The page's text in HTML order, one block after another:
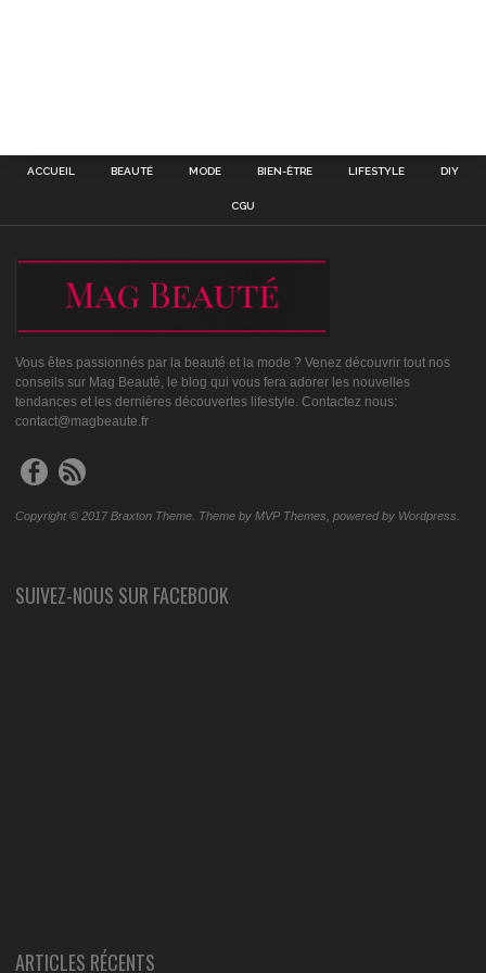
ACCUEIL BEAUTÉ MODE BIEN-ÊTRE LIFESTYLE DIY
CGU
Vous êtes passionnés par la beauté et la mode ? Venez découvrir tout nos
conseils sur Mag Beauté, le blog qui vous fera adorer les nouvelles
tendances et les dernières découvertes lifestyle. Contactez nous:
contact@magbeaute.fr
Copyright © 2017 Braxton Theme. Theme by MVP Themes, powered by Wordpress.
SUIVEZ-NOUS SUR FACEBOOK
ARTICLES RÉCENTS